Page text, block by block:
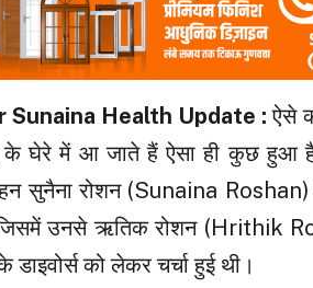
Health Update : ऐसे
के घेरे में आ जाते हैं ऐसा ही कुछ हुआ
सुनैना रोशन (Sunaina
जिसमें उनसे ऋतिक रोशन (Hrithik
को लेकर चर्चा हुई थी।